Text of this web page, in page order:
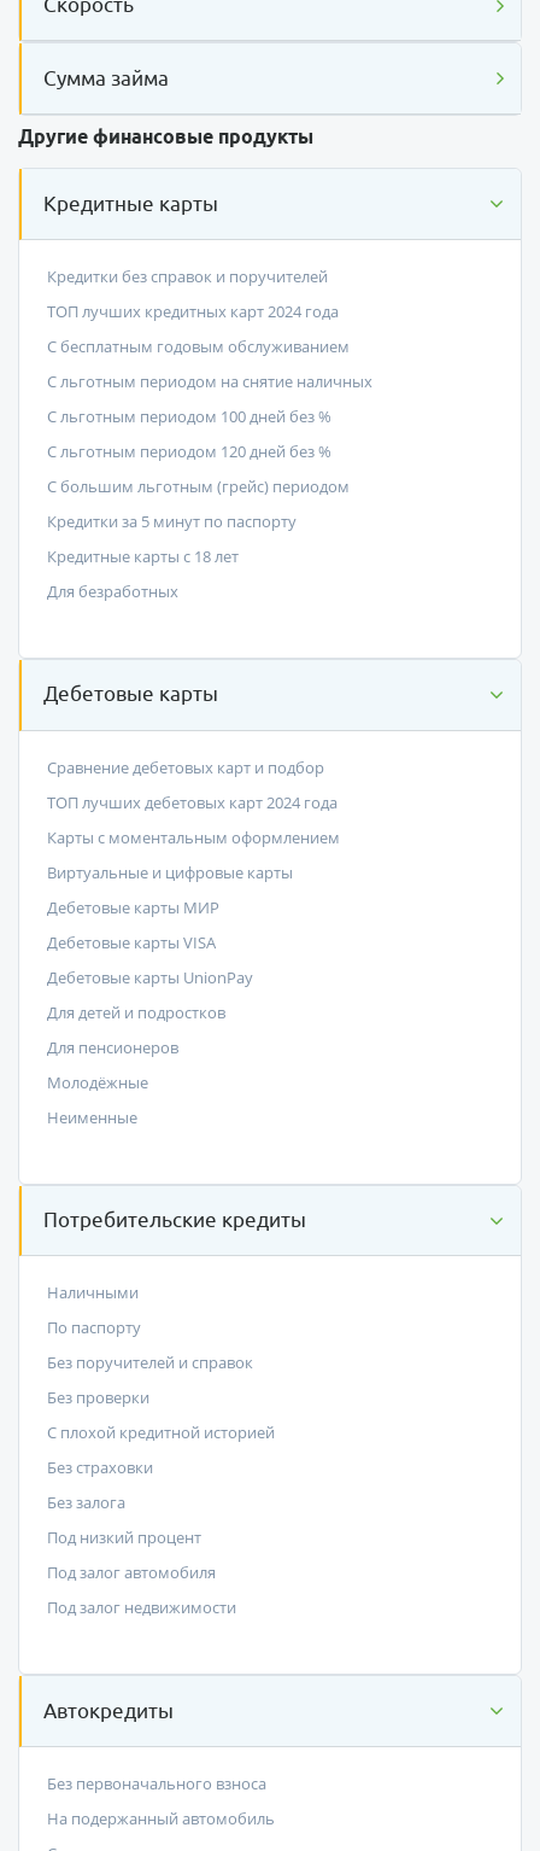
Сумма займа
Другие финансовые продукты
Кредитные карты
Кредитки без справок и поручителей
ТОП лучших кредитных карт 2024 года
С бесплатным годовым обслуживанием
С льготным периодом на снятие наличных
С льготным периодом 100 дней без %
С льготным периодом 120 дней без %
С большим льготным (грейс) периодом
Кредитки за 5 минут по паспорту
Кредитные карты с 18 лет
Для безработных
Дебетовые карты
Сравнение дебетовых карт и подбор
ТОП лучших дебетовых карт 2024 года
Карты с моментальным оформлением
Виртуальные и цифровые карты
Дебетовые карты МИР
Дебетовые карты VISA
Дебетовые карты UnionPay
Для детей и подростков
Для пенсионеров
Молодёжные
Неименные
Потребительские кредиты
Наличными
По паспорту
Без поручителей и справок
Без проверки
С плохой кредитной историей
Без страховки
Без залога
Под низкий процент
Под залог автомобиля
Под залог недвижимости
Автокредиты
Без первоначального взноса
На подержанный автомобиль